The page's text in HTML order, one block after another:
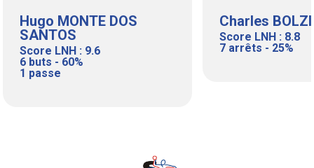
Hugo MONTE DOS
SANTOS
Score LNH : 9.6
6 buts - 60%
1 passe
Charles
Score LNH : 8.8
7 arrêts - 25%